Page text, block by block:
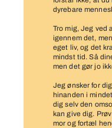
dyrebare
Tro mig, Jeg ved
igennem det,
eget liv, og det
mindst tid. Så
men det gør jo
Jeg ønsker for
hinanden i
dig selv den
kan give dig.
mor og fortæl